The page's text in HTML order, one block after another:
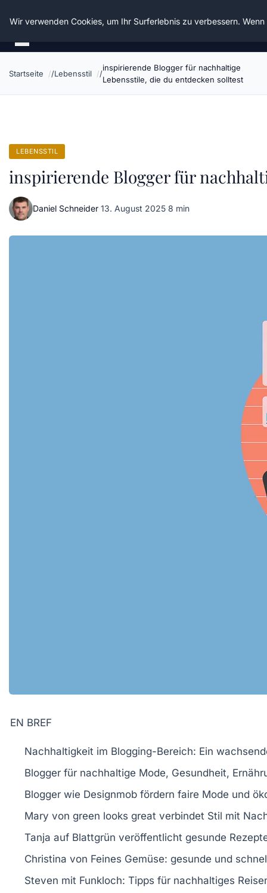
Die Schnitter
Startseite Lebensstil
inspirierende Blogger für nachhaltige
Lebensstile, die du entdecken solltest
LEBENSSTIL
inspirierende Blogger für
Daniel Schneider·13. August 2025·8 min
EN BREF
Nachhaltigkeit im Blogging-Bereich: Ein
Blogger für nachhaltige Mode, Gesundheit,
Blogger wie Designmob fördern faire Mode und
Mary von green looks great verbindet Stil mit
Tanja auf Blattgrün veröffentlicht gesunde
Christina von Feines Gemüse: gesunde und
Steven mit Funkloch: Tipps für nachhaltiges
Wir verwenden Cookies, um Ihr Surferlebnis zu verbessern.